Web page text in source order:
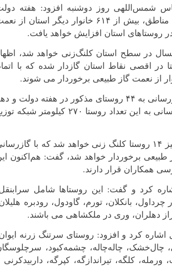
خراسان جنوبی
خوزستان
زنجان
سمنان
سیستان و
فارس
قم
کردستان
کرمانشاه
کهگلویه و
گلستان
لرستان
مازندران
شمس‌اللهی روز دوشنبه افزود: هفته
امسال، ۱۵ روستا گازدار می‌شود که با گازرسانی به این مناطق، بیش از ۶۱۴ خانوار دیگر استان
روستاهای استان افزایش خواهد یافت.
دهه فجر امسال در سطح استان کلنگ‌زنی خواهد شد،
الله دهه مبارک فجر امسال نیز ۲۹ روستا در اقصی نقاط استان گازدار شده که با
مدیرعامل شرکت گاز استان ایلام اظهار داشت: برای گازرسانی به ۴۴ روستای مذکور در هفته دولت
فجر، پیمانکار انتخاب و در مرحله اجراست که برای گازرسانی به این تعداد روستا ۲۷۰ کیلومتر
شمس‌اللهی با بیان اینکه هفته دولت و دهه فجر امسال نیز ۱۴ روستا کلنگ زنی خواهد شد که با
دیگر از نعمت گاز طبیعی برخوردار خواهد شد، گفت: هم‌اکنون
همکاران قرار دارند.
کرد و گفت: این روستاها شامل
بانکلان، تورم، گاودول، رودبره
دهلران، وری در ملکشاهی می باشند.
کرد و افزود: روستای سرتنگ زرنه
چال‌خشک، چاله‌چاله، چشمه‌کبود،
کلگه، تیراندازگه، کپرگه، داربیدکرنی